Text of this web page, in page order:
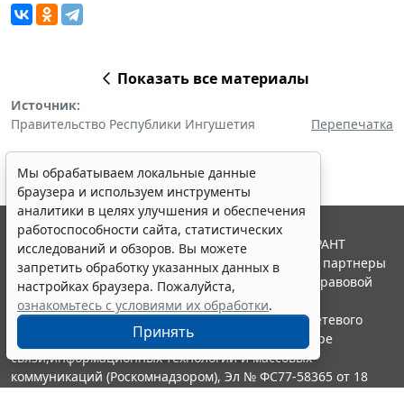
Показать все материалы
Источник:
Правительство Республики Ингушетия
Перепечатка
Мы обрабатываем локальные данные
браузера и используем инструменты
аналитики в целях улучшения и обеспечения
работоспособности сайта, статистических
исследований и обзоров. Вы можете
запретить обработку указанных данных в
настройках браузера. Пожалуйста,
ознакомьтесь с условиями их обработки.
Принять
© ООО "НПП "ГАРАНТ-СЕРВИС", 2026. Система ГАРАНТ
выпускается с 1990 года. Компания "Гарант" и ее партнеры
являются участниками Российской ассоциации правовой
информации ГАРАНТ.
Портал ГАРАНТ.РУ зарегистрирован в качестве сетевого
издания Федеральной службой по надзору в сфере
связи,информационных технологий и массовых
коммуникаций (Роскомнадзором), Эл № ФС77-58365 от 18